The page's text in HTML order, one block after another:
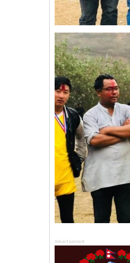
Advertisement